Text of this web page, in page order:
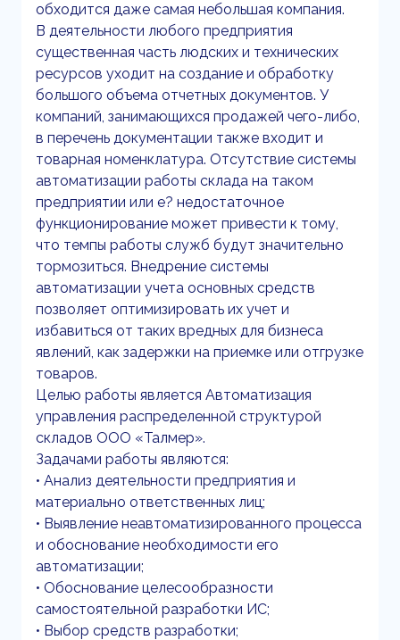
обходится даже самая небольшая компания.
В деятельности любого предприятия
существенная часть людских и технических
ресурсов уходит на создание и обработку
большого объема отчетных документов. У
компаний, занимающихся продажей чего-либо,
в перечень документации также входит и
товарная номенклатура. Отсутствие системы
автоматизации работы склада на таком
предприятии или е? недостаточное
функционирование может привести к тому,
что темпы работы служб будут значительно
тормозиться. Внедрение системы
автоматизации учета основных средств
позволяет оптимизировать их учет и
избавиться от таких вредных для бизнеса
явлений, как задержки на приемке или отгрузке
товаров.
Целью работы является Автоматизация
управления распределенной структурой
складов ООО «Талмер».
Задачами работы являются:
• Анализ деятельности предприятия и
материально ответственных лиц;
• Выявление неавтоматизированного процесса
и обоснование необходимости его
автоматизации;
• Обоснование целесообразности
самостоятельной разработки ИС;
• Выбор средств разработки;